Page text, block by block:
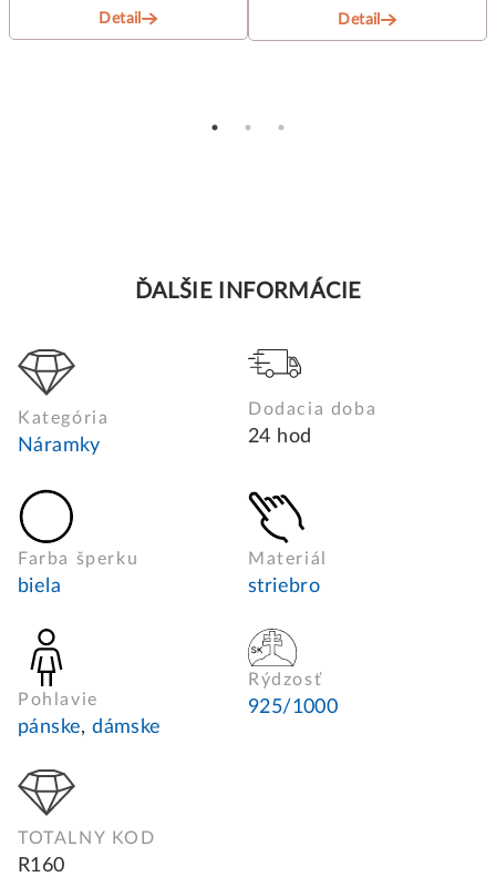
Detail Detail
ĎALŠIE INFORMÁCIE
Kategória
Náramky
Dodacia doba
24 hod
Farba šperku
biela
Materiál
striebro
Pohlavie
pánske,dámske
Rýdzosť
925/1000
TOTALNY KOD
R160